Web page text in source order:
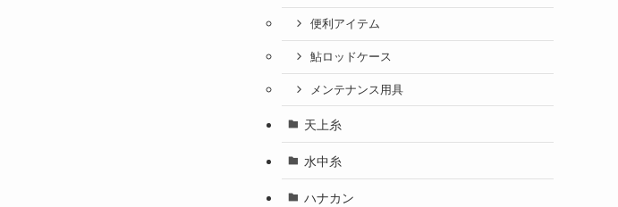
便利アイテム
鮎ロッドケース
メンテナンス用具
天上糸
水中糸
ハナカン